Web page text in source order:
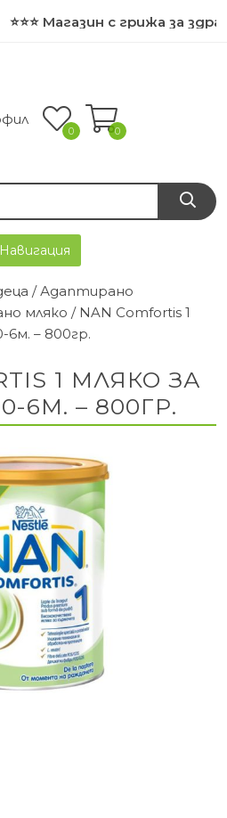
⭐⭐⭐ Магазин с грижа за
0 0
/Адаптирано
мляко / NAN Comfortis 1
– 800гр.
1 МЛЯКО ЗА
6М. – 800ГР.